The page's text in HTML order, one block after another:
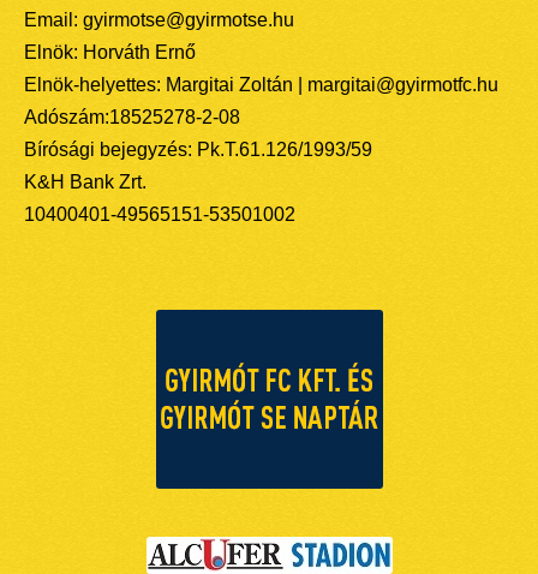
Email: gyirmotse@gyirmotse.hu
Elnök: Horváth Ernő
Elnök-helyettes: Margitai Zoltán | margitai@gyirmotfc.hu
Adószám:18525278-2-08
Bírósági bejegyzés: Pk.T.61.126/1993/59
K&H Bank Zrt.
10400401-49565151-53501002